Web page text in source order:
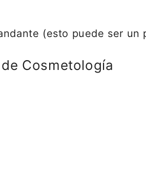
(esto puede ser un
Cosmetología